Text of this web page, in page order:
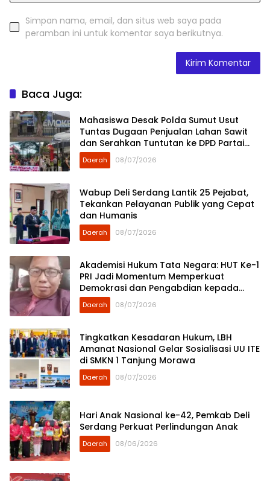
Simpan nama, email, dan situs web saya pada
peramban ini untuk komentar saya berikutnya.
Baca Juga:
Mahasiswa Desak Polda Sumut Usut
Tuntas Dugaan Penjualan Lahan Sawit
dan Serahkan Tuntutan ke DPD Partai
Demokrat Sumut
Daerah 08/07/2026
Wabup Deli Serdang Lantik 25 Pejabat,
Tekankan Pelayanan Publik yang Cepat
dan Humanis
Daerah 08/07/2026
Akademisi Hukum Tata Negara: HUT Ke-1
PRI Jadi Momentum Memperkuat
Demokrasi dan Pengabdian kepada
Rakyat
Daerah 08/07/2026
Tingkatkan Kesadaran Hukum, LBH
Amanat Nasional Gelar Sosialisasi UU ITE
di SMKN 1 Tanjung Morawa
Daerah 08/07/2026
Hari Anak Nasional ke-42, Pemkab Deli
Serdang Perkuat Perlindungan Anak
Daerah 08/06/2026